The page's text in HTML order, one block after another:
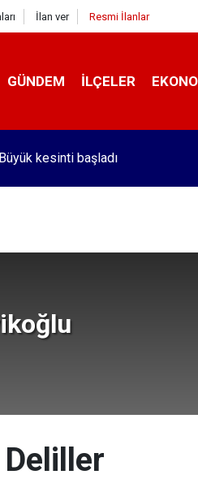
İlan ver Resmi İlanlar
GÜNDEM İLÇELER
Orta sahaya yeni isim